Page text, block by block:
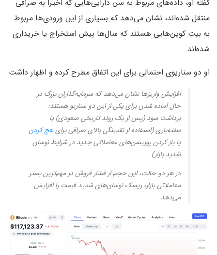
گفته او، داده‌های مربوط به سن دارایی‌هایی که اخیراً به صرافی
منتقل شده‌اند، نشان می‌دهد که بسیاری از این ورودی‌ها مربوط
به بیت‌ کوین‌هایی هستند که سال‌ها پیش استخراج یا خریداری
شده‌اند.
او دو سناریوی احتمالی برای این اتفاق مطرح کرده و اظهار داشت:
افزایش واریزها نشان می‌دهد که سرمایه‌گذاران بزرگ در
حال آماده شدن برای یکی از این دو سناریو هستند:
برداشت سود (پس از یک روند تاریخی صعودی) یا
سفته‌بازی (استفاده از نقدینگی بالای صرافی برایهج کردن
یا باز کردن پوزیشن‌های معاملاتی جدید در شرایط نوسان
شدید بازار).
در هر دو حالت، این حجم از فشار فروش در مهم‌ترین بستر
معاملاتی بازار، ریسک نوسان‌های شدید قیمت را افزایش
می‌دهد.